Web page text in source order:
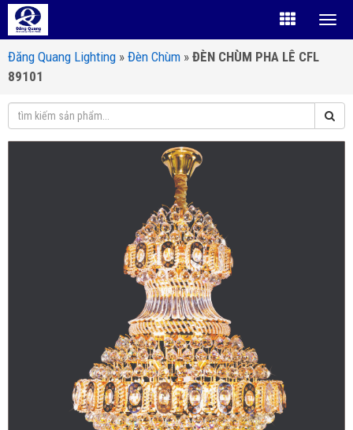
Đăng Quang Lighting » Đèn Chùm » ĐÈN CHÙM PHA LÊ CFL
89101